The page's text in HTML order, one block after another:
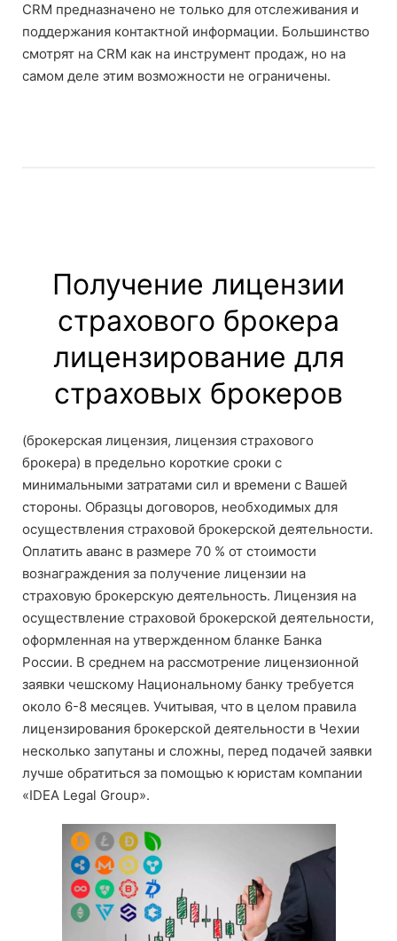
CRM предназначено не только для отслеживания и
поддержания контактной информации. Большинство
смотрят на CRM как на инструмент продаж, но на
самом деле этим возможности не ограничены.
Получение лицензии
страхового брокера
лицензирование для
страховых брокеров
(брокерская лицензия, лицензия страхового
брокера) в предельно короткие сроки с
минимальными затратами сил и времени с Вашей
стороны. Образцы договоров, необходимых для
осуществления страховой брокерской деятельности.
Оплатить аванс в размере 70 % от стоимости
вознаграждения за получение лицензии на
страховую брокерскую деятельность. Лицензия на
осуществление страховой брокерской деятельности,
оформленная на утвержденном бланке Банка
России. В среднем на рассмотрение лицензионной
заявки чешскому Национальному банку требуется
около 6-8 месяцев. Учитывая, что в целом правила
лицензирования брокерской деятельности в Чехии
несколько запутаны и сложны, перед подачей заявки
лучше обратиться за помощью к юристам компании
«IDEA Legal Group».